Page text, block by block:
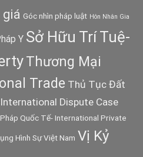
giá Góc nhìn pháp luật Hôn Nhân Gia
Y Sở Hữu Trí Tuệ-
Thương Mại
Trade Thủ Tục Đất
Dispute Case
Quốc Tế- International Private
Hình Sự Việt Nam Vị Kỷ